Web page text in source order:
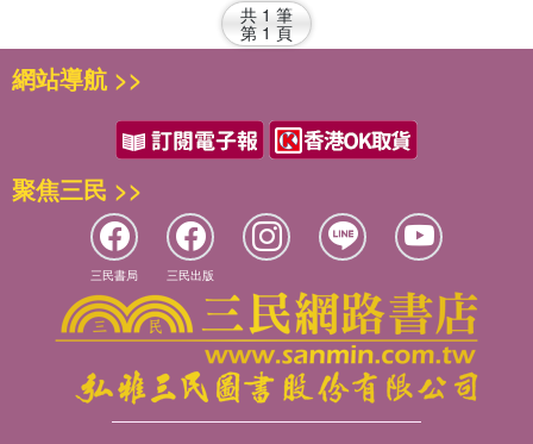
共 1 筆
第 1 頁
網站導航 >>
聚焦三民 >>
三民書局 三民出版